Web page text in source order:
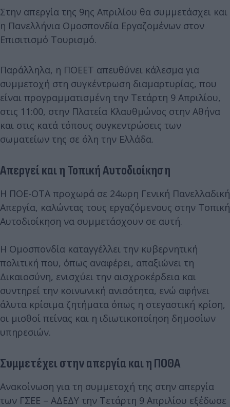
Στην απεργία της 9ης Απριλίου θα συμμετάσχει και
η Πανελλήνια Ομοσπονδία Εργαζομένων στον
Επισιτισμό Τουρισμό.
Παράλληλα, η ΠΟΕΕΤ απευθύνει κάλεσμα για
συμμετοχή στη συγκέντρωση διαμαρτυρίας, που
είναι προγραμματισμένη την Τετάρτη 9 Απριλίου,
στις 11:00, στην Πλατεία Κλαυθμώνος στην Αθήνα
και στις κατά τόπους συγκεντρώσεις των
σωματείων της σε όλη την Ελλάδα.
Απεργεί και η Τοπική Αυτοδιοίκηση
Η ΠΟΕ-ΟΤΑ προχωρά σε 24ωρη Γενική Πανελλαδική
Απεργία, καλώντας τους εργαζόμενους στην Τοπική
Αυτοδιοίκηση να συμμετάσχουν σε αυτή.
Η Ομοσπονδία καταγγέλλει την κυβερνητική
πολιτική που, όπως αναφέρει, απαξιώνει τη
Δικαιοσύνη, ενισχύει την αισχροκέρδεια και
συντηρεί την κοινωνική ανισότητα, ενώ αφήνει
άλυτα κρίσιμα ζητήματα όπως η στεγαστική κρίση,
οι μισθοί πείνας και η ιδιωτικοποίηση δημοσίων
υπηρεσιών.
Συμμετέχει στην απεργία και η ΠΟΘΑ
Ανακοίνωση για τη συμμετοχή της στην απεργία
των ΓΣΕΕ – ΑΔΕΔΥ την Τετάρτη 9 Απριλίου εξέδωσε